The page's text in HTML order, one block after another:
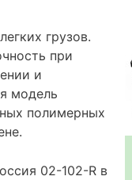
грузов.
при
и
модель
полимерных
02-102-R в